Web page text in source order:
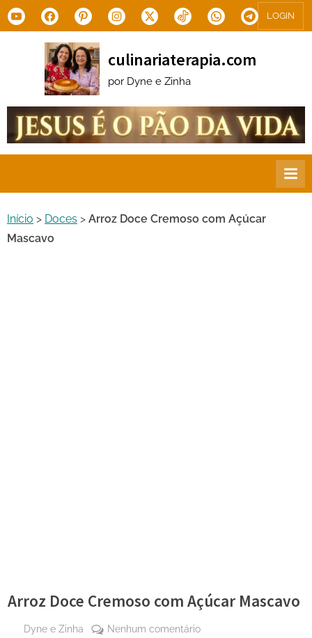
Skip
to
YoutubeFacebookPinterestInstagram
X.com Tiktok WhatsAppTelegram
LOGIN
culinariaterapia.com
por Dyne e Zinha
Início > Doces > Arroz Doce Cremoso com Açúcar
Mascavo
Arroz Doce Cremoso com Açúcar Mascavo
By
Dyne e Zinha Nenhum comentárioem